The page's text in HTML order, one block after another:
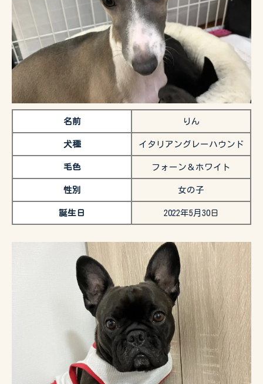
名前 りん
犬種 イタリアングレーハウンド
毛色 フォーン＆ホワイト
性別 女の子
誕生日 2022年5月30日